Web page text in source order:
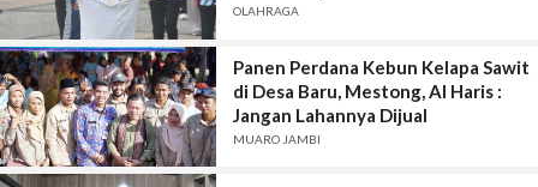
OLAHRAGA
Panen Perdana Kebun Kelapa Sawit
di Desa Baru, Mestong, Al Haris :
Jangan Lahannya Dijual
MUARO JAMBI